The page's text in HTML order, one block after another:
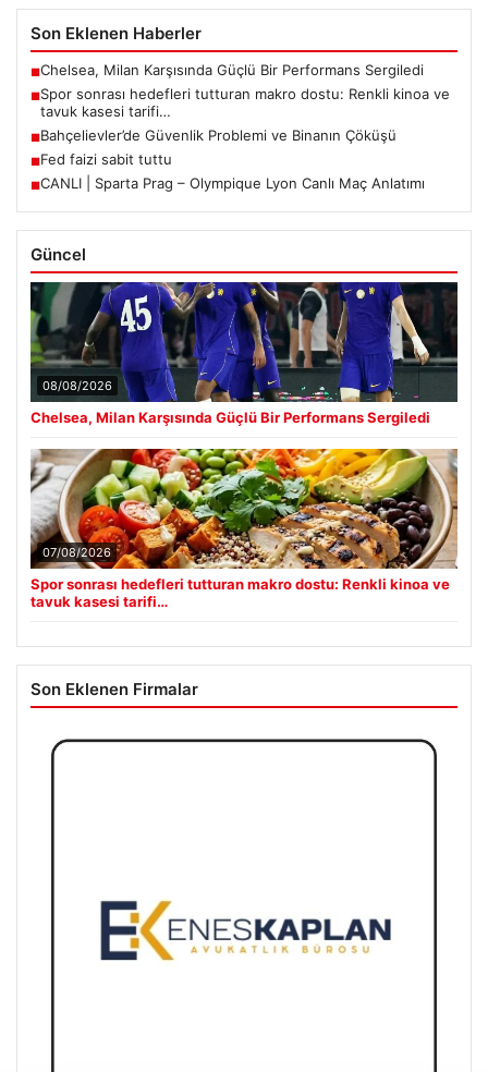
Son Eklenen Haberler
■Chelsea, Milan Karşısında Güçlü Bir Performans Sergiledi
■Spor sonrası hedefleri tutturan makro dostu: Renkli kinoa ve
tavuk kasesi tarifi…
■Bahçelievler’de Güvenlik Problemi ve Binanın Çöküşü
■Fed faizi sabit tuttu
■CANLI | Sparta Prag – Olympique Lyon Canlı Maç Anlatımı
Güncel
08/08/2026
Chelsea, Milan Karşısında Güçlü Bir Performans Sergiledi
07/08/2026
Spor sonrası hedefleri tutturan makro dostu: Renkli kinoa ve
tavuk kasesi tarifi…
Son Eklenen Firmalar